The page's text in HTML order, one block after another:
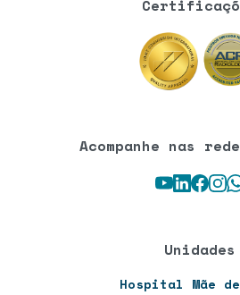
Acompanhe nas
Youtube
LinkedIn
Unidades
Hospital Mãe